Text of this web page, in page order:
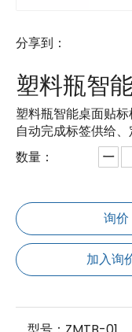
分享到：
塑料瓶智
塑料瓶智能桌面贴
自动完成标签供给、
数量：
询价
加入询